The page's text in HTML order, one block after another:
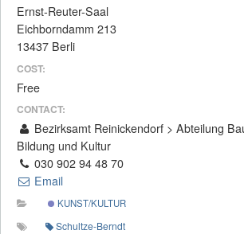
Ernst-Reuter-Saal
Eichborndamm 213
13437 Berli
COST:
Free
CONTACT:
Bezirksamt Reinickendorf > Abteilung
Bildung und Kultur
030 902 94 48 70
Email
KUNST/KULTUR
Schultze-Berndt